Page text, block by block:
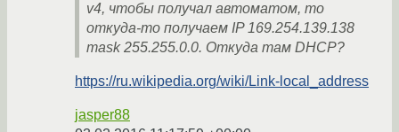
v4, чтобы получал автоматом, то
откуда-то получаем IP 169.254.139.138
mask 255.255.0.0. Откуда там DHCP?
https://ru.wikipedia.org/wiki/Link-local_address
jasper88